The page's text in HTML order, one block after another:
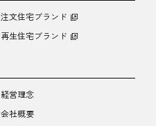
注文住宅ブランド
再生住宅ブランド
経営理念
会社概要